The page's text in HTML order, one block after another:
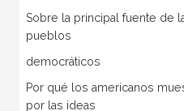
Sobre la principal fuente de
pueblos
democráticos
Por qué los americanos
por las ideas